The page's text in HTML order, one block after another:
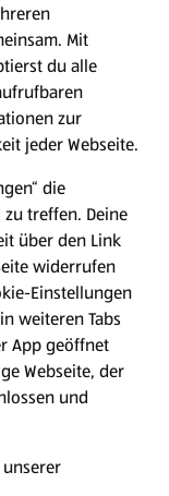
Mit
du alle
zur
jeder Webseite.
die
treffen. Deine
über den Link
widerrufen
Einstellungen
weiteren Tabs
App geöffnet
Webseite, der
und